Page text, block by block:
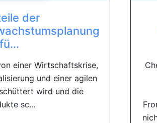
der
fü...
einer Wirtschaftskrise,
und einer agilen
wird und die
sc...